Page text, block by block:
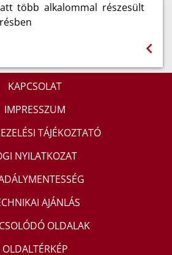
több alkalommal részesült
KAPCSOLAT
IMPRESSZUM
TÁJÉKOZTATÓ
NYILATKOZAT
AJÁNLÁS
OLDALAK
OLDALTÉRKÉP